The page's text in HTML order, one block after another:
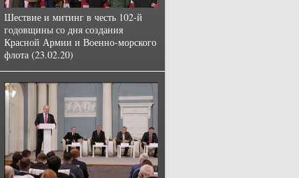
Шествие и митинг в честь 102-й
годовщины со дня создания
Красной Армии и Военно-морского
флота (23.02.20)